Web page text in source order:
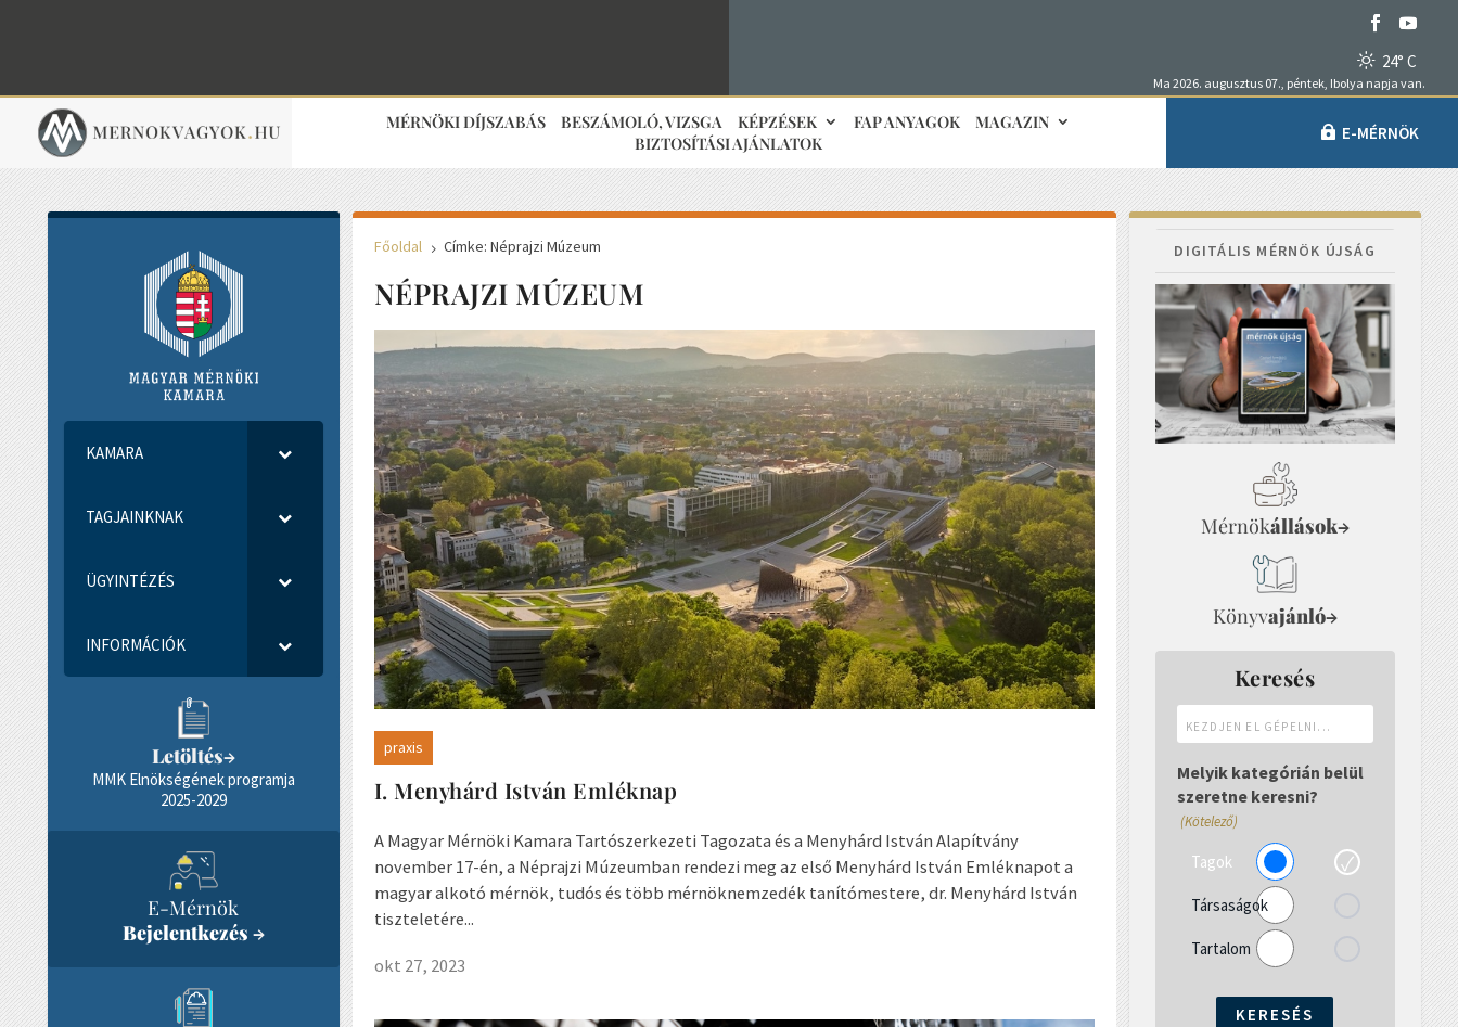
24° C
Ma 2026. augusztus 07., péntek, Ibolya napja van.
MÉRNÖKI DÍJSZABÁS BESZÁMOLÓ, VIZSGA KÉPZÉSEK FAP ANYAGOK
MAGAZIN
BIZTOSÍTÁSI AJÁNLATOK
E-MÉRNÖK
KAMARA
TAGJAINKNAK
ÜGYINTÉZÉS
INFORMÁCIÓK
Letöltés→
MMK Elnökségének programja
2025-2029
E-Mérnök
Bejelentkezés →
Főoldal 5 Címke: Néprajzi Múzeum
NÉPRAJZI MÚZEUM
praxis
I. Menyhárd István Emléknap
A Magyar Mérnöki Kamara Tartószerkezeti Tagozata és a Menyhárd István Alapítvány
november 17-én, a Néprajzi Múzeumban rendezi meg az első Menyhárd István Emléknapot a
magyar alkotó mérnök, tudós és több mérnöknemzedék tanítómestere, dr. Menyhárd István
tiszteletére...
okt 27, 2023
DIGITÁLIS MÉRNÖK ÚJSÁG
Mérnökállások→
Könyvajánló→
Keresés
el
gépelni...
Melyik kategórián belül
szeretne keresni?
(Kötelező)
Tagok
Társaságok
Tartalom